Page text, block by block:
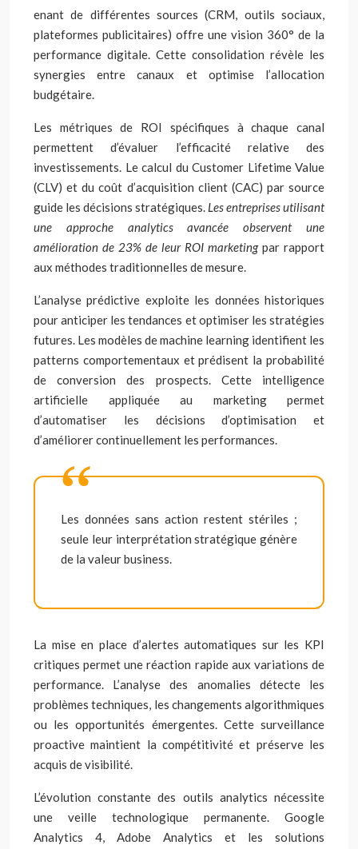
enant de différentes sources (CRM, outils sociaux,
plateformes publicitaires) offre une vision 360° de la
performance digitale. Cette consolidation révèle les
synergies entre canaux et optimise l’allocation
budgétaire.
Les métriques de ROI spécifiques à chaque canal
permettent d’évaluer l’efficacité relative des
investissements. Le calcul du Customer Lifetime Value
(CLV) et du coût d’acquisition client (CAC) par source
guide les décisions stratégiques. Les entreprises utilisant
une approche analytics avancée observent une
amélioration de 23% de leur ROI marketingpar rapport
aux méthodes traditionnelles de mesure.
L’analyse prédictive exploite les données historiques
pour anticiper les tendances et optimiser les stratégies
futures. Les modèles de machine learning identifient les
patterns comportementaux et prédisent la probabilité
de conversion des prospects. Cette intelligence
artificielle appliquée au marketing permet
d’automatiser les décisions d’optimisation et
d’améliorer continuellement les performances.
Les données sans action restent stériles ;
seule leur interprétation stratégique génère
de la valeur business.
La mise en place d’alertes automatiques sur les KPI
critiques permet une réaction rapide aux variations de
performance. L’analyse des anomalies détecte les
problèmes techniques, les changements algorithmiques
ou les opportunités émergentes. Cette surveillance
proactive maintient la compétitivité et préserve les
acquis de visibilité.
L’évolution constante des outils analytics nécessite
une veille technologique permanente. Google
Analytics 4, Adobe Analytics et les solutions